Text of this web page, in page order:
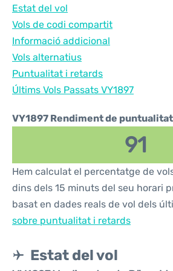
Estat del vol
Vols de codi compartit
Informació addicional
Vols alternatius
Puntualitat i retards
Últims Vols Passats VY1897
VY1897 Rendiment de
91
Hem calculat el percentatge de
dins dels 15 minuts del seu horari
basat en dades reals de vol dels
sobre puntualitat i retards
Estat del vol